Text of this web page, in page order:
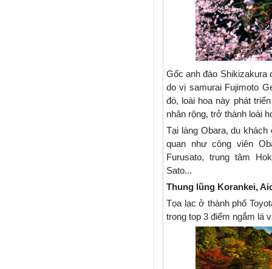
Gốc anh đào
do vị samurai Fujimoto
đó, loài hoa này phát
nhân rộng, trở thành loài
Tại làng Obara, du
quan như công viên
Furusato, trung tâm
Sato...
Thung lũng Korankei,
Tọa lạc ở thành phố
trong top 3 điểm ngắm lá